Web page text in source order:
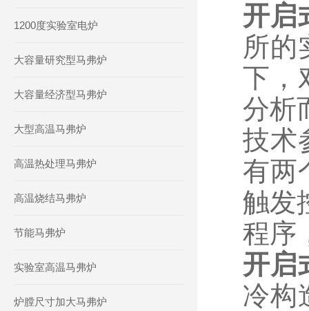
1200度实验室电炉
大容量研究型马弗炉
大容量经济型马弗炉
大型高温马弗炉
高温热处理马弗炉
高温烧结马弗炉
节能马弗炉
实验室高温马弗炉
炉膛尺寸加大马弗炉
开启
所的
下，
分析
技术
有两
触发
程序
开启
冷构